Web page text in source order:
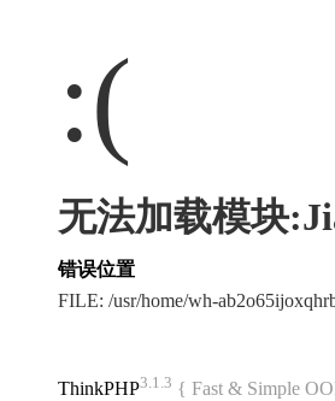
:(
无法加载模块
错误位置
FILE: /usr/home/wh-
ThinkPHP3.1.3 { Fast & Simple